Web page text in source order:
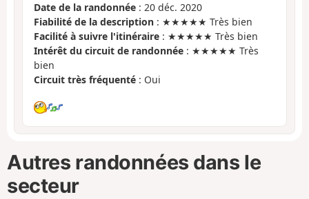
Date de la randonnée : 20 déc. 2020
Fiabilité de la description : ★★★★★ Très bien
Facilité à suivre l'itinéraire : ★★★★★ Très bien
Intérêt du circuit de randonnée : ★★★★★ Très
bien
Circuit très fréquenté : Oui
Autres randonnées dans le
secteur